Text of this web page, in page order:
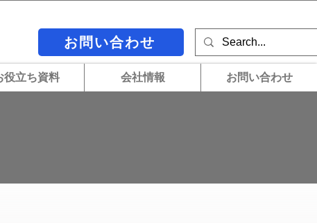
お問い合わせ
役立ち資料 会社情報 お問い合わせ